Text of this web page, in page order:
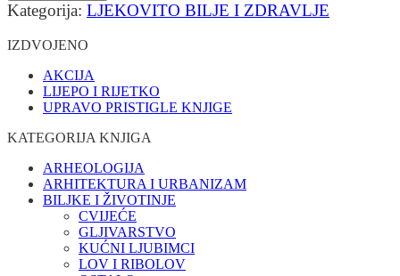
Kategorija: LJEKOVITO BILJE I ZDRAVLJE
IZDVOJENO
AKCIJA
LIJEPO I RIJETKO
UPRAVO PRISTIGLE KNJIGE
KATEGORIJA KNJIGA
ARHEOLOGIJA
ARHITEKTURA I URBANIZAM
BILJKE I ŽIVOTINJE
CVIJEĆE
GLJIVARSTVO
KUĆNI LJUBIMCI
LOV I RIBOLOV